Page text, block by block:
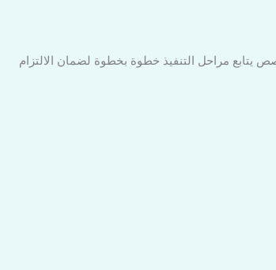
مراحل التنفيذ خطوة بخطوة لضمان الالتزام